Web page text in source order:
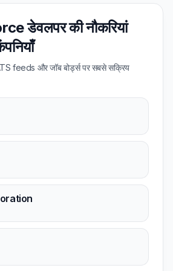
डेवलपर की नौकरियां
feeds और जॉब बोर्ड्स पर सबसे सक्रिय